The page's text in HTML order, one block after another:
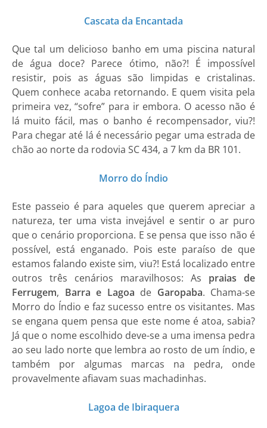
Cascata da Encantada
Que tal um delicioso banho em uma piscina natural
de água doce? Parece ótimo, não?! É impossível
resistir, pois as águas são limpidas e cristalinas.
Quem conhece acaba retornando. E quem visita pela
primeira vez, “sofre” para ir embora. O acesso não é
lá muito fácil, mas o banho é recompensador, viu?!
Para chegar até lá é necessário pegar uma estrada de
chão ao norte da rodovia SC 434, a 7 km da BR 101.
Morro do Índio
Este passeio é para aqueles que querem apreciar a
natureza, ter uma vista invejável e sentir o ar puro
que o cenário proporciona. E se pensa que isso não é
possível, está enganado. Pois este paraíso de que
estamos falando existe sim, viu?! Está localizado entre
outros três cenários maravilhosos: As praias de
Ferrugem, Barra e Lagoa de Garopaba. Chama-se
Morro do Índio e faz sucesso entre os visitantes. Mas
se engana quem pensa que este nome é atoa, sabia?
Já que o nome escolhido deve-se a uma imensa pedra
ao seu lado norte que lembra ao rosto de um índio, e
também por algumas marcas na pedra, onde
provavelmente afiavam suas machadinhas.
Lagoa de Ibiraquera